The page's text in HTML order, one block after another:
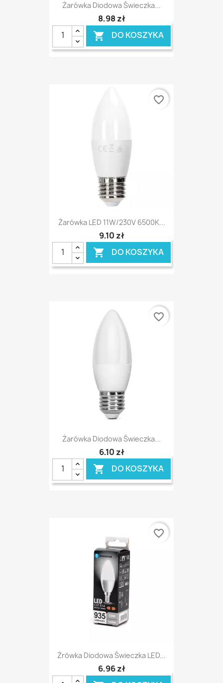
Żarówka Diodowa Świeczka...
8,98 zł
 DO KOSZYKA
Żarówka LED 11W/230V 6500K...
9,10 zł
 DO KOSZYKA
favorite_border
Żarówka Diodowa Świeczka...
6,10 zł
 DO KOSZYKA
favorite_border
Żrówka Diodowa Świeczka LED...
6,96 zł
favorite_border